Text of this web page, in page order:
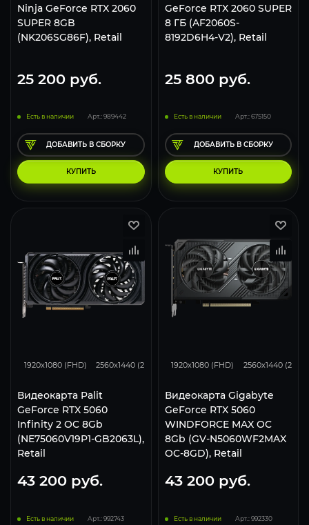
Ninja GeForce RTX 2060
SUPER 8GB
(NK206SG86F), Retail
25 200 руб.
Есть в наличии Арт.: 989442
ДОБАВИТЬ В СБОРКУ
КУПИТЬ
GeForce RTX 2060 SUPER
8 ГБ (AF2060S-
8192D6H4-V2), Retail
25 800руб.
Есть в наличии Арт.: 675150
ДОБАВИТЬ В СБОРКУ
КУПИТЬ
1920x1080 (FHD) 2560x1440 (2K) 3840x2160 (4K)
Видеокарта Palit
GeForce RTX 5060
Infinity 2 OC 8Gb
(NE75060V19P1-GB2063L),
Retail
43 200 руб.
Есть в наличии Арт.: 992743
1920x1080 (FHD) 2560x1440 (2K)
Видеокарта Gigabyte
GeForce RTX 5060
WINDFORCE MAX OC
8Gb (GV-N5060WF2MAX
OC-8GD), Retail
43 200руб.
Есть в наличии Арт.: 992330